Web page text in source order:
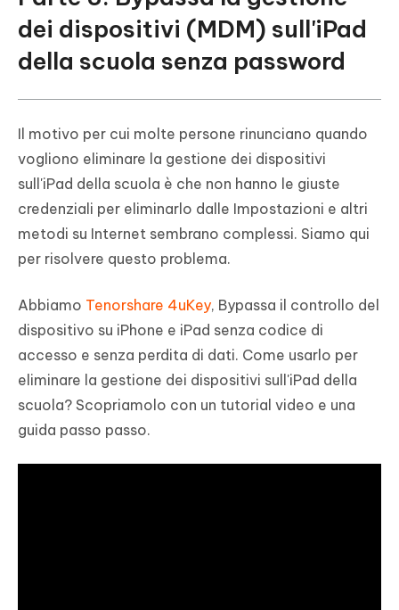
dei dispositivi (MDM) sull'iPad
della scuola senza password
Il motivo per cui molte persone rinunciano quando
vogliono eliminare la gestione dei dispositivi
sull'iPad della scuola è che non hanno le giuste
credenziali per eliminarlo dalle Impostazioni e altri
metodi su Internet sembrano complessi. Siamo qui
per risolvere questo problema.
Abbiamo Tenorshare 4uKey, Bypassa il controllo del
dispositivo su iPhone e iPad senza codice di
accesso e senza perdita di dati. Come usarlo per
eliminare la gestione dei dispositivi sull'iPad della
scuola? Scopriamolo con un tutorial video e una
guida passo passo.